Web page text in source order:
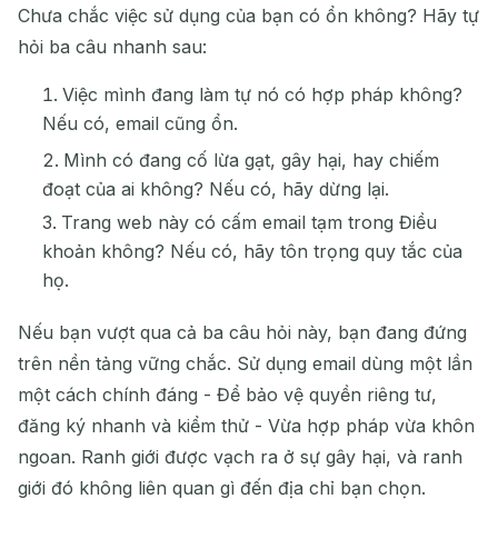
Chưa chắc việc sử dụng của bạn có ổn không? Hãy tự
hỏi ba câu nhanh sau:
Việc mình đang làm tự nó có hợp pháp không?
Nếu có, email cũng ổn.
Mình có đang cố lừa gạt, gây hại, hay chiếm
đoạt của ai không? Nếu có, hãy dừng lại.
Trang web này có cấm email tạm trong Điều
khoản không? Nếu có, hãy tôn trọng quy tắc của
họ.
Nếu bạn vượt qua cả ba câu hỏi này, bạn đang đứng
trên nền tảng vững chắc. Sử dụng email dùng một lần
một cách chính đáng - Để bảo vệ quyền riêng tư,
đăng ký nhanh và kiểm thử - Vừa hợp pháp vừa khôn
ngoan. Ranh giới được vạch ra ở sự gây hại, và ranh
giới đó không liên quan gì đến địa chỉ bạn chọn.